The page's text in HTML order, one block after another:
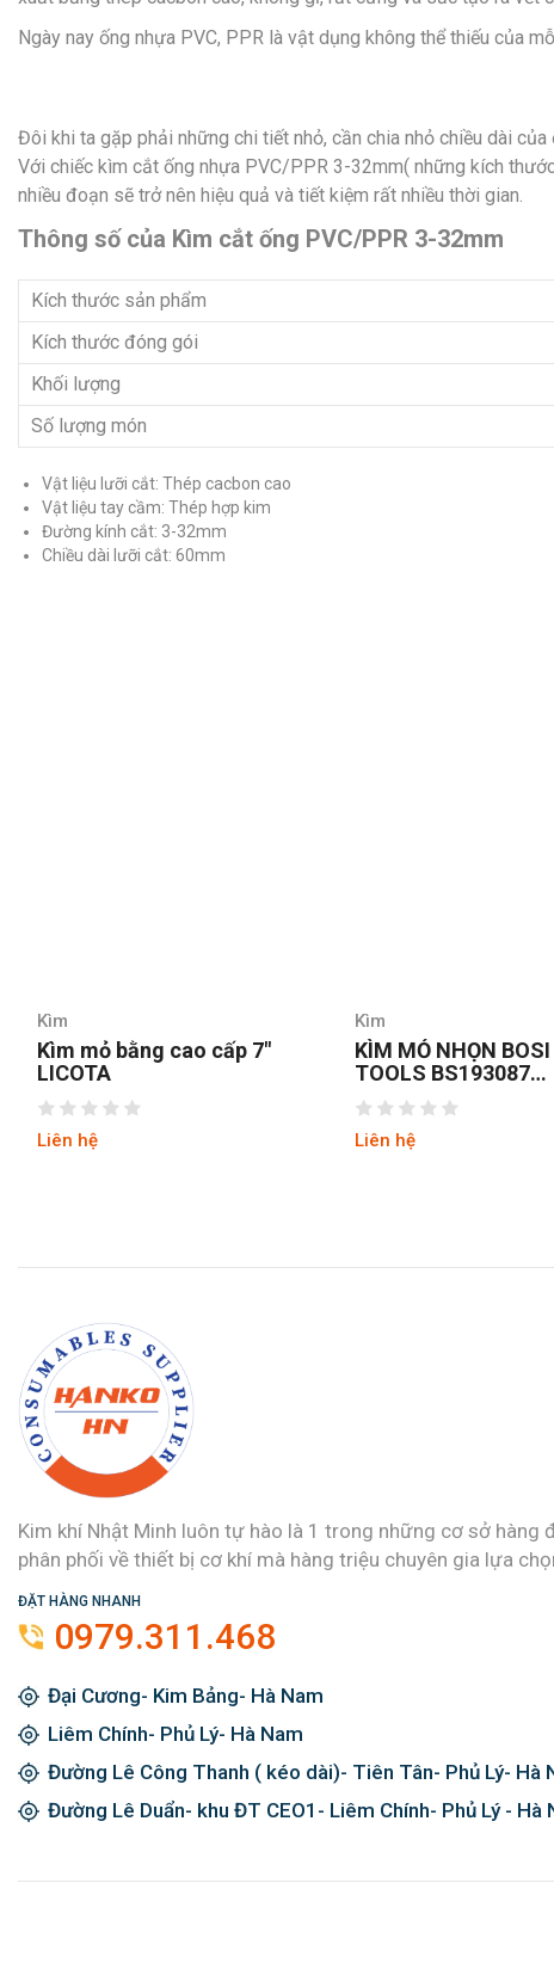
Ngày nay ống nhựa PVC, PPR là vật dụng không thể thiếu của
Đôi khi ta gặp phải những chi tiết nhỏ, cần chia nhỏ chiều dài
Với chiếc kìm cắt ống nhựa PVC/PPR 3-32mm( những kích
nhiều đoạn sẽ trở nên hiệu quả và tiết kiệm rất nhiều thời gian.
Thông số của Kìm cắt ống PVC/PPR 3-32mm
Kích thước sản phẩm
Kích thước đóng gói
Khối lượng
Số lượng món
Vật liệu lưỡi cắt: Thép cacbon cao
Vật liệu tay cầm: Thép hợp kim
Đường kính cắt: 3-32mm
Chiều dài lưỡi cắt: 60mm
Kìm
KÌM MỎ NHỌN BOSI
TOOLS BS193087
8INCH/200MM
Liên hệ
Kìm
Kìm mỏ nhọn
200
Liên hệ
Kim khí Nhật Minh luôn tự hào là 1 trong những cơ sở hàng
phân phối về thiết bị cơ khí mà hàng triệu chuyên gia lựa
ĐẶT HÀNG NHANH
0979.311.468
Đại Cương- Kim Bảng- Hà Nam
Liêm Chính- Phủ Lý- Hà Nam
Đường Lê Công Thanh ( kéo dài)- Tiên Tân- Phủ Lý- Hà
Đường Lê Duẩn- khu ĐT CEO1- Liêm Chính- Phủ Lý - Hà